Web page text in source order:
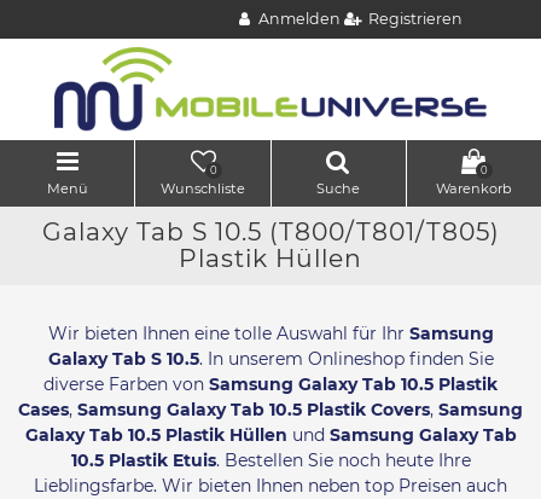
Anmelden Registrieren
Menü
0
Wunschliste Suche
0
Warenkorb
Galaxy Tab S 10.5 (T800/T801/T805)
Plastik Hüllen
Wir bieten Ihnen eine tolle Auswahl für Ihr Samsung
Galaxy Tab S 10.5. In unserem Onlineshop finden Sie
diverse Farben von Samsung Galaxy Tab 10.5 Plastik
Cases, Samsung Galaxy Tab 10.5 Plastik Covers, Samsung
Galaxy Tab 10.5 Plastik Hüllen und Samsung Galaxy Tab
10.5 Plastik Etuis. Bestellen Sie noch heute Ihre
Lieblingsfarbe. Wir bieten Ihnen neben top Preisen auch